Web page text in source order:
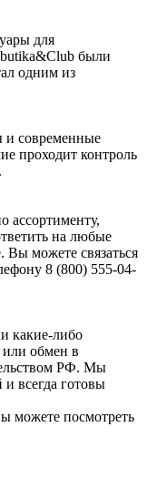
для
были
одним из
и современные
проходит контроль
ассортименту,
на любые
Вы можете связаться
8 (800) 555-04-
какие-либо
обмен в
РФ. Мы
всегда готовы
можете посмотреть